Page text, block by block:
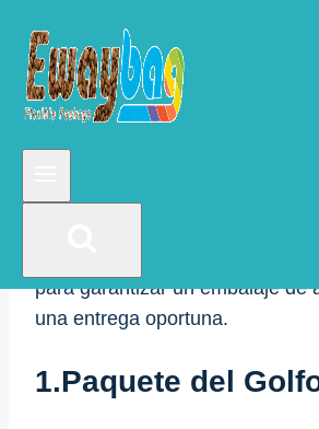
importante sobre el mercado de
región. Arroja luz sobre el
competitivo actual y ayuda a las
comprender su posición en el
así sus decisiones estratégicas.
Es vital comprender a los
para garantizar un embalaje de
una entrega oportuna.
1.Paquete del